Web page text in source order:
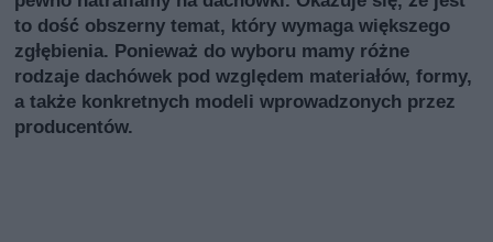
to dość obszerny temat, który wymaga większego
zgłębienia. Ponieważ do wyboru mamy różne
rodzaje dachówek pod względem materiałów, formy,
a także konkretnych modeli wprowadzonych przez
producentów.